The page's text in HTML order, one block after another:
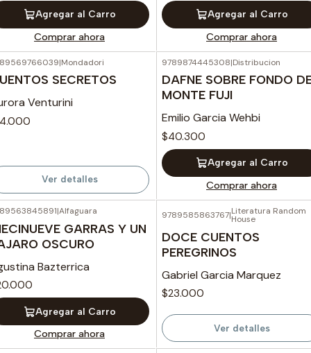
Agregar al Carro
Comprar ahora
Agregar al Carro
Comprar ahora
Agotado |Mondadori
SECRETOS
Venturini
Ver detalles
9789874445308|Distribucion
DAFNE SOBRE FONDO
MONTE FUJI
Emilio Garcia Wehbi
$40.300
Agregar al Carro
Comprar ahora
|Alfaguara
GARRAS Y UN
OSCURO
Bazterrica
Agregar al Carro
Comprar ahora
Agotado
9789585863767|Literatura Random
House
DOCE CUENTOS
PEREGRINOS
Gabriel Garcia Marquez
$23.000
Ver detalles